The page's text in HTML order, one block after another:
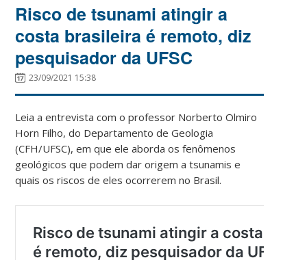
Risco de tsunami atingir a
costa brasileira é remoto, diz
pesquisador da UFSC
23/09/2021 15:38
Leia a entrevista com o professor Norberto Olmiro
Horn Filho, do Departamento de Geologia
(CFH/UFSC), em que ele aborda os fenômenos
geológicos que podem dar origem a tsunamis e
quais os riscos de eles ocorrerem no Brasil.